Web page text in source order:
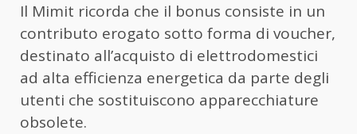
Il Mimit ricorda che il bonus consiste in un
contributo erogato sotto forma di voucher,
destinato all’acquisto di elettrodomestici
ad alta efficienza energetica da parte degli
utenti che sostituiscono apparecchiature
obsolete.